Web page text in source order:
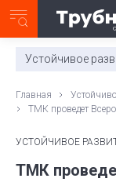
0:00/ 11:03
Устойчивое
Главная
ТМК проведет
УСТОЙЧИВОЕ
ТМК